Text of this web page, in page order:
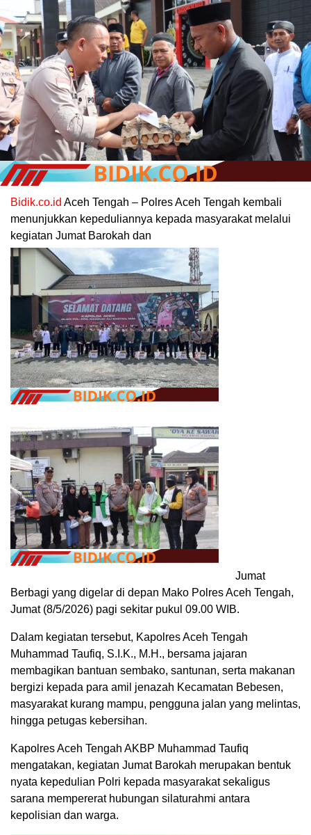
Bidik.co.id Aceh Tengah – Polres Aceh Tengah kembali
menunjukkan kepeduliannya kepada masyarakat melalui
kegiatan Jumat Barokah dan
Jumat
Berbagi yang digelar di depan Mako Polres Aceh Tengah,
Jumat (8/5/2026) pagi sekitar pukul 09.00 WIB.
Dalam kegiatan tersebut, Kapolres Aceh Tengah
Muhammad Taufiq, S.I.K., M.H., bersama jajaran
membagikan bantuan sembako, santunan, serta makanan
bergizi kepada para amil jenazah Kecamatan Bebesen,
masyarakat kurang mampu, pengguna jalan yang melintas,
hingga petugas kebersihan.
Kapolres Aceh Tengah AKBP Muhammad Taufiq
mengatakan, kegiatan Jumat Barokah merupakan bentuk
nyata kepedulian Polri kepada masyarakat sekaligus
sarana mempererat hubungan silaturahmi antara
kepolisian dan warga.